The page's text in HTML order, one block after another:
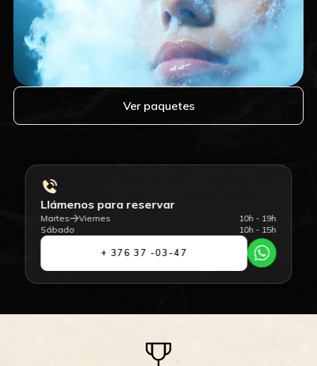
Ver paquetes
Llámenos para reservar
10h - 19h
Martes
Viernes
10h - 15h
Sábado
+ 376 37 -03-47